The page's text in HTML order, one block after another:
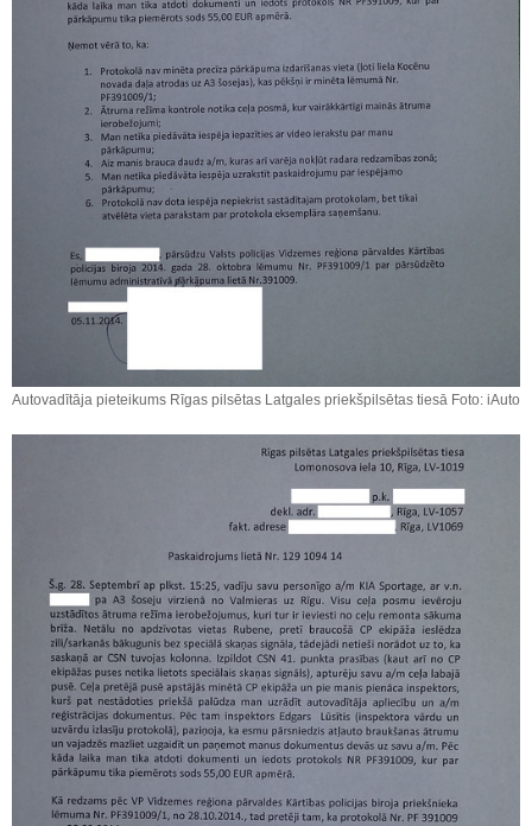
Autovadītāja pieteikums Rīgas pilsētas Latgales priekšpilsētas tiesā Foto: iAuto